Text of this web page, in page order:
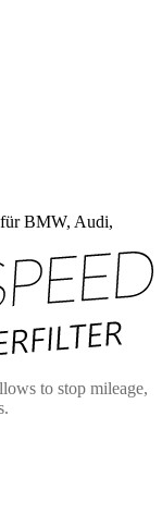
BMW, Audi,
to stop mileage,